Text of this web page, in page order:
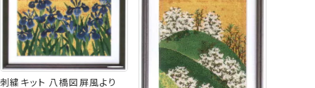
刺繍キット 八橋図屏風より